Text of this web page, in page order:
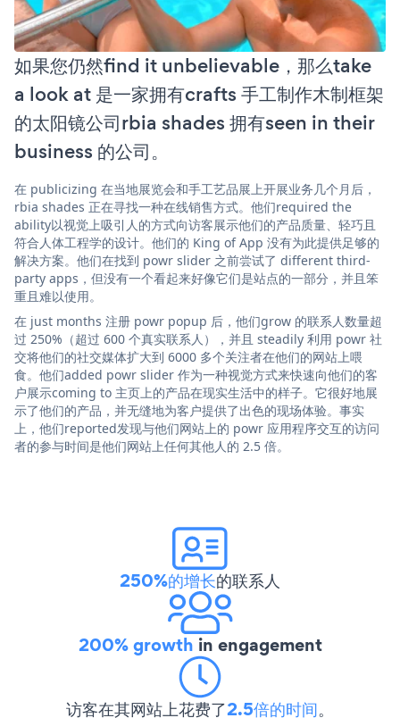
如果您仍然find it unbelievable，那么take
a look at 是一家拥有crafts 手工制作木制框架
的太阳镜公司rbia shades 拥有seen in their
business 的公司。
在 publicizing 在当地展览会和手工艺品展上开展业务几个月后，
rbia shades 正在寻找一种在线销售方式。他们required the
ability以视觉上吸引人的方式向访客展示他们的产品质量、轻巧且
符合人体工程学的设计。他们的 King of App 没有为此提供足够的
解决方案。他们在找到 powr slider 之前尝试了 different third-
party apps，但没有一个看起来好像它们是站点的一部分，并且笨
重且难以使用。
在 just months 注册 powr popup 后，他们grow 的联系人数量超
过 250%（超过 600 个真实联系人），并且 steadily 利用 powr 社
交将他们的社交媒体扩大到 6000 多个关注者在他们的网站上喂
食。他们added powr slider 作为一种视觉方式来快速向他们的客
户展示coming to 主页上的产品在现实生活中的样子。它很好地展
示了他们的产品，并无缝地为客户提供了出色的现场体验。事实
上，他们reported发现与他们网站上的 powr 应用程序交互的访问
者的参与时间是他们网站上任何其他人的 2.5 倍。
250%的增长的联系人
200% growth in engagement
访客在其网站上花费了2.5倍的时间。